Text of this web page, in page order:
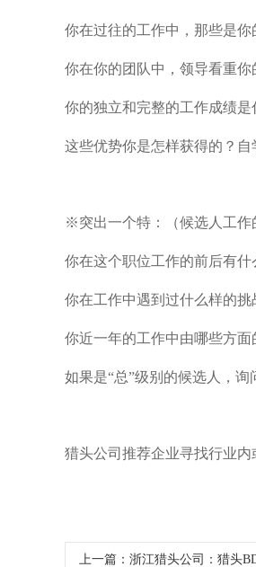
你在过往的工作中，那些是你
你在你的团队中，领导看重你
你的独立和完整的工作成绩是
这些优势你是怎样获得的？自
※突出一个特：（候选人工作
你在这个职位工作的前后有什
你在工作中遇到过什么样的
你近一年的工作中由哪些方面
如果是“总”级别的候选人，
猎头公司推荐企业寻找行业
上一篇： 浙江猎头公司：猎头